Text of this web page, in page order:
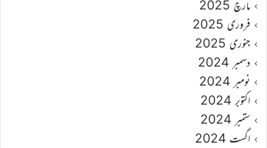
مارچ 2025
فروری 2025
جنوری 2025
دسمبر 2024
نومبر 2024
اکتوبر 2024
ستمبر 2024
اگست 2024